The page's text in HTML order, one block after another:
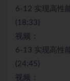
6-12 实现高性
(18:33)
视频：
6-13 实现高性
(24:45)
视频：